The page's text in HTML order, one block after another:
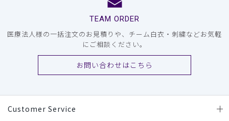
TEAM ORDER
医療法人様の一括注文のお見積りや、チーム白衣・刺繍などお気軽
にご相談ください。
お問い合わせはこちら
Customer Service